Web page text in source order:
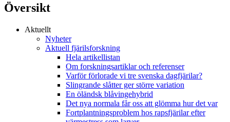
Översikt
Aktuellt
Nyheter
Aktuell fjärilsforskning
Hela artikellistan
Om forskningsartiklar och referenser
Varför förlorade vi tre svenska dagfjärilar?
Slingrande slåtter ger större variation
En öländsk blåvingehybrid
Det nya normala får oss att glömma hur det var
Fortplantningsproblem hos rapsfjärilar efter